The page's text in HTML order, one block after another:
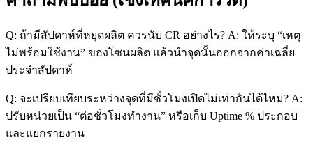
Q: ถ้ามีสัปดาห์ที่หยุดผลิต ควรนับ CR อย่างไร? A: ให้ระบุ “เหตุ
ไม่พร้อมใช้งาน” ของโซนผลิต แล้วนำจุดนั้นออกจากค่าเฉลี่ย
ประจำสัปดาห์
Q: จะเปรียบเทียบระหว่างจุดที่มีชั่วโมงเปิดไม่เท่ากันได้ไหม? A:
ปรับหน่วยเป็น “ต่อชั่วโมงทำงาน” หรือเก็บ Uptime % ประกอบ
และแยกรายงาน